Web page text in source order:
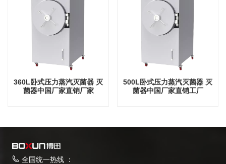
360L卧式压力蒸汽灭菌器 灭
菌器中国厂家直销厂家
500L卧式压力蒸汽灭菌器 灭
菌器中国厂家直销工厂
全国统一热线 ：